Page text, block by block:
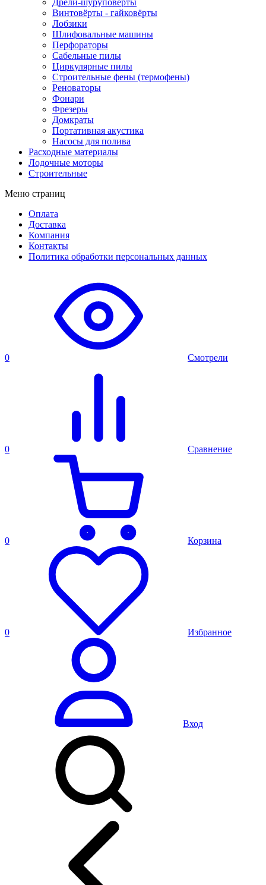
Дрели-шуруповерты
Винтовёрты - гайковёрты
Лобзики
Шлифовальные машины
Перфораторы
Сабельные пилы
Циркулярные пилы
Строительные фены (термофены)
Реноваторы
Фонари
Фрезеры
Домкраты
Портативная акустика
Насосы для полива
Расходные материалы
Лодочные моторы
Строительные
Меню страниц
Оплата
Доставка
Компания
Контакты
Политика обработки персональных данных
0 Смотрели
0 Сравнение
0 Корзина
0 Избранное
Вход